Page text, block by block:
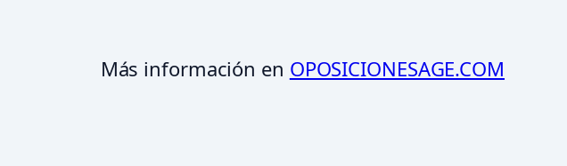
Más información en OPOSICIONESAGE.COM